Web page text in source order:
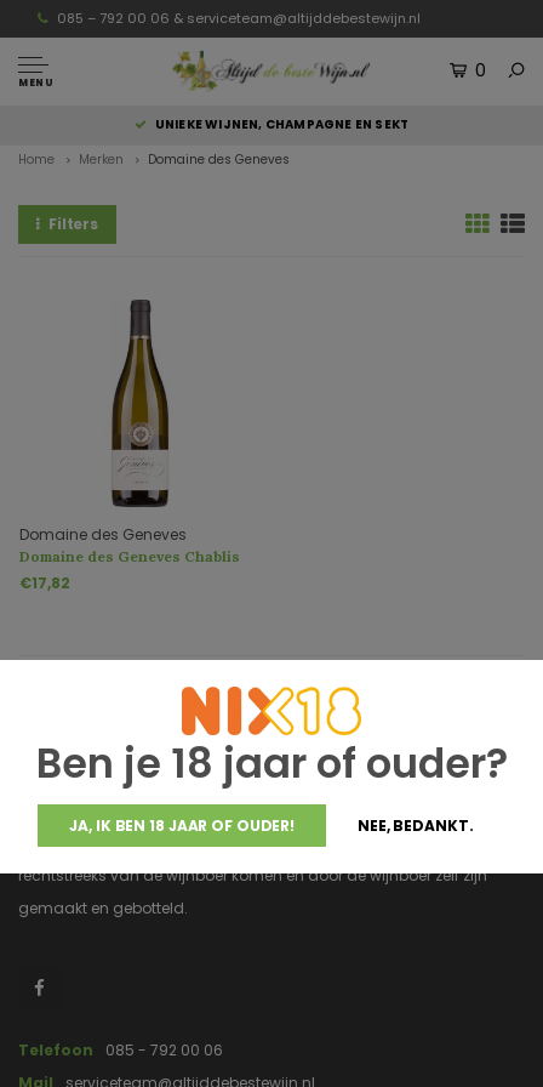
085 – 792 00 06 & serviceteam@altijddebestewijn.nl
MENU
0
UNIEKE WIJNEN, CHAMPAGNE EN SEKT
Ben je 18 jaar of ouder?
JA, IK BEN 18 JAAR OF OUDER! NEE, BEDANKT.
Home Merken Domaine des Geneves
Filters
Domaine des Geneves
Domaine des Geneves Chablis
€17,82
Altijddebestewijn.nl heeft uitsluitend wijnen van topkwaliteit die
rechtstreeks van de wijnboer komen en door de wijnboer zelf zijn
gemaakt en gebotteld.
Telefoon
085 - 792 00 06
Mail
serviceteam@altijddebestewijn.nl